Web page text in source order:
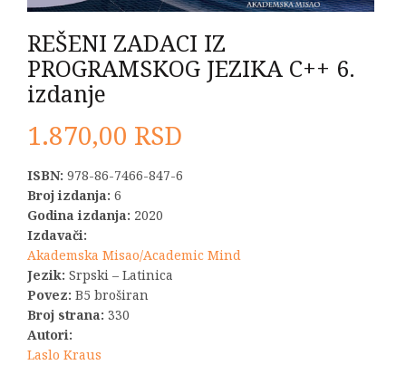
REŠENI ZADACI IZ
PROGRAMSKOG JEZIKA C++ 6.
izdanje
1.870,00 RSD
ISBN: 978-86-7466-847-6
Broj izdanja: 6
Godina izdanja: 2020
Izdavači:
Akademska Misao/Academic Mind
Jezik: Srpski – Latinica
Povez: B5 broširan
Broj strana: 330
Autori:
Laslo Kraus